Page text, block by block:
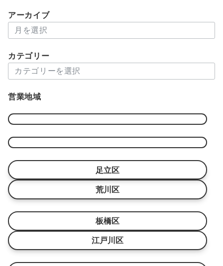
アーカイブ
ー
イ
カテゴリー
テ
リ
営業地域
足立区
荒川区
板橋区
江戸川区